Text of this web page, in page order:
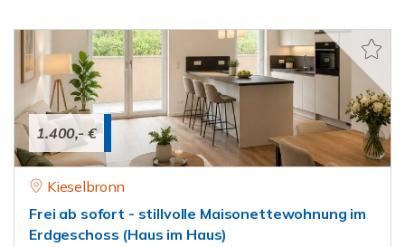
1.400,- €
Kieselbronn
Frei ab sofort - stillvolle Maisonettewohnung im
Erdgeschoss (Haus im Haus)